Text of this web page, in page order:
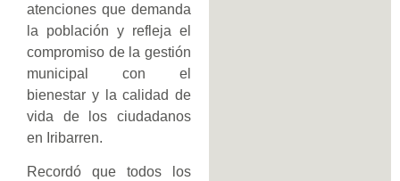
atenciones que demanda
la población y refleja el
compromiso de la gestión
municipal con el
bienestar y la calidad de
vida de los ciudadanos
en Iribarren.
Recordó que todos los